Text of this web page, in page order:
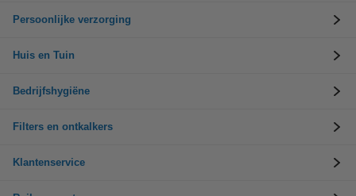
Persoonlijke verzorging
Huis en Tuin
Bedrijfshygiëne
Filters en ontkalkers
Klantenservice